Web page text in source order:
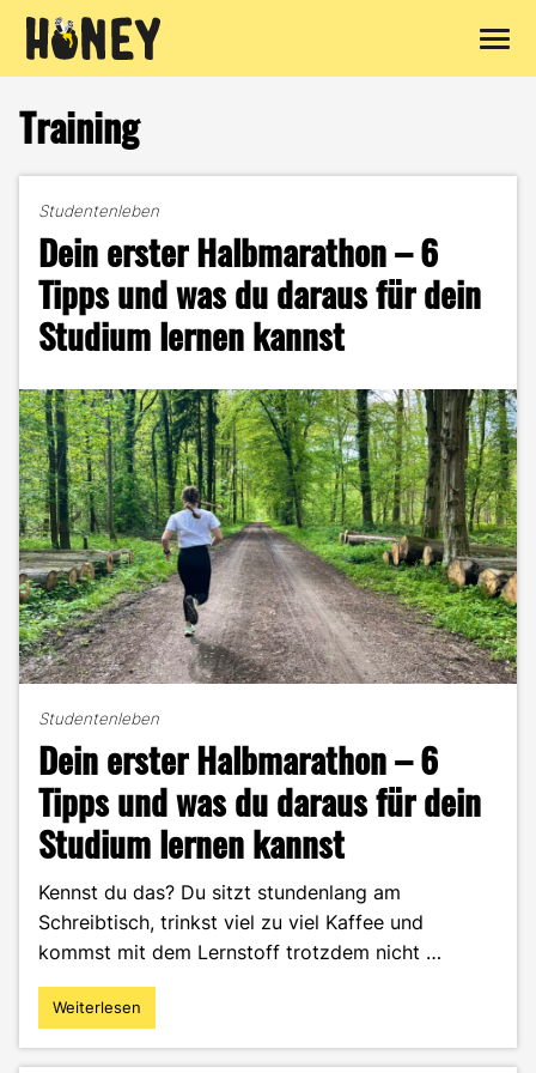
Inhalt
springen
Training
Studentenleben
Dein erster Halbmarathon – 6
Tipps und was du daraus für dein
Studium lernen kannst
Studentenleben
Dein erster Halbmarathon – 6
Tipps und was du daraus für dein
Studium lernen kannst
Kennst du das? Du sitzt stundenlang am
Schreibtisch, trinkst viel zu viel Kaffee und
kommst mit dem Lernstoff trotzdem nicht …
"Dein
erster
Weiterlesen